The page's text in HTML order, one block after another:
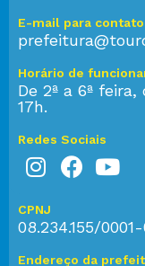
E-mail para contato
Horário de
De 2ª a 6ª
17h.
Redes Sociais
CPNJ
08.234.155/
Endereço da